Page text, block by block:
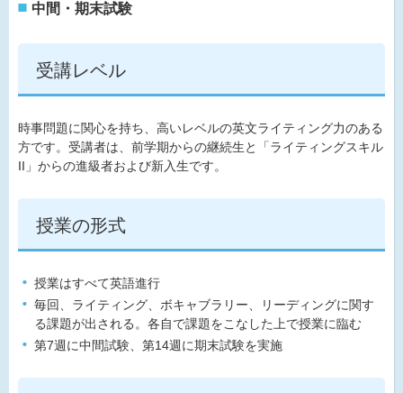
中間・期末試験
受講レベル
時事問題に関心を持ち、高いレベルの英文ライティング力のある
方です。受講者は、前学期からの継続生と「ライティングスキル
II」からの進級者および新入生です。
授業の形式
授業はすべて英語進行
毎回、ライティング、ボキャブラリー、リーディングに関す
る課題が出される。各自で課題をこなした上で授業に臨む
第7週に中間試験、第14週に期末試験を実施